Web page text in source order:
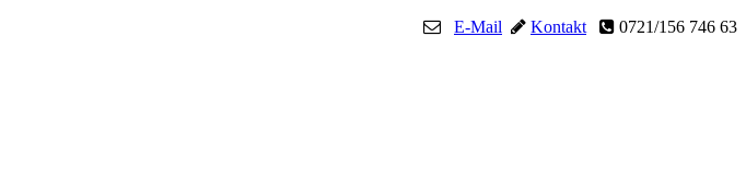
E-Mail
Kontakt
0721/156 746 63